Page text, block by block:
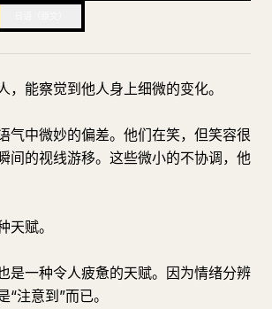
，能察觉到他人身上细微的变化。
气中微妙的偏差。他们在笑，但笑容很
间的视线游移。这些微小的不协调，他
天赋。
是一种令人疲惫的天赋。因为情绪分辨
注意到”而已。